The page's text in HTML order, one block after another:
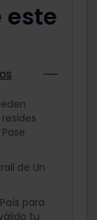
este
de Un
para
tu